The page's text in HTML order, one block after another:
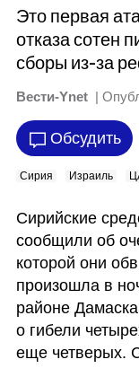
Это первая
отказа сотен
сборы из-за
Вести-Ynet |
Обсудить
Сирия Израиль
Сирийские
сообщили об
которой они
произошла в
районе
о гибели
еще четверых.